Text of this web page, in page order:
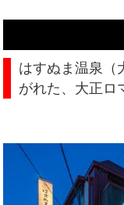
はすぬま温泉
がれた、大正ロ